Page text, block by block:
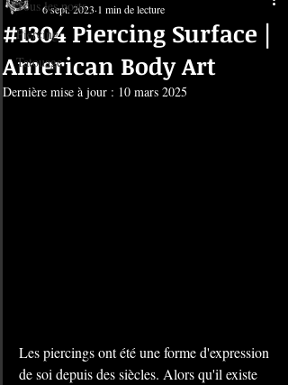
Tous les posts
Piercing
Tatouage
#1304 Piercing Surface |
American Body Art
6 sept. 2023 1 min de lecture
Dernière mise à jour : 10 mars 2025
Les piercings ont été une forme d'expression
de soi depuis des siècles. Alors qu'il existe